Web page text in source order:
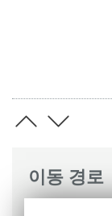
이동 경로